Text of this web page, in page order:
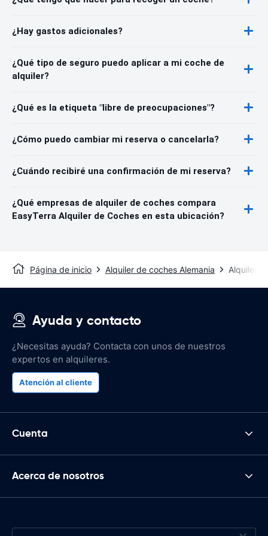
¿Hay gastos adicionales?
¿Qué tipo de seguro puedo aplicar a mi coche de
alquiler?
¿Qué es la etiqueta "libre de preocupaciones"?
¿Cómo puedo cambiar mi reserva o cancelarla?
¿Cuándo recibiré una confirmación de mi reserva?
¿Qué empresas de alquiler de coches compara
EasyTerra Alquiler de Coches en esta ubicación?
Página de inicio Alquiler de coches Alemania Alquiler
Ayuda y contacto
¿Necesitas ayuda? Contacta con unos de nuestros
expertos en alquileres.
Atención al cliente
Cuenta
Acerca de nosotros